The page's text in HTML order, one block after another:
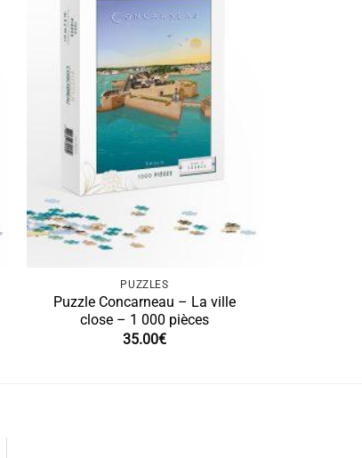
PUZZLES
Puzzle Concarneau – La ville
close – 1 000 pièces
35.00€